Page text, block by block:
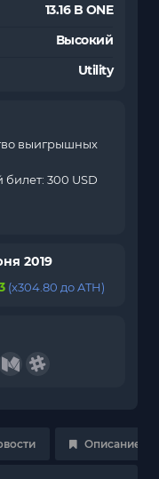
13.16 B ONE
Высокий
Utility
выигрышных
300 USD
2019
(x304.80 до ATH)
Описание